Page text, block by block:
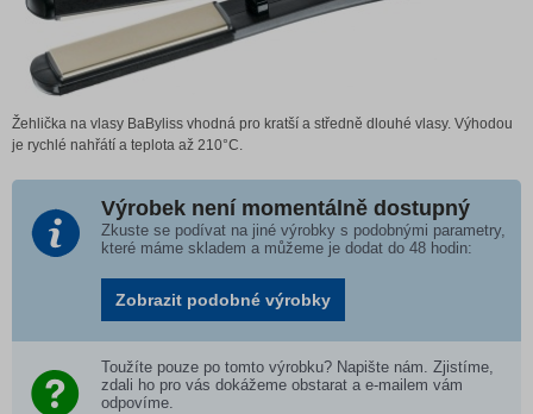
Žehlička na vlasy BaByliss vhodná pro kratší a středně dlouhé vlasy. Výhodou
je rychlé nahřátí a teplota až 210°C.
Výrobek není momentálně dostupný
Zkuste se podívat na jiné výrobky s podobnými parametry,
které máme skladem a můžeme je dodat do 48 hodin:
Zobrazit podobné výrobky
Toužíte pouze po tomto výrobku? Napište nám. Zjistíme,
zdali ho pro vás dokážeme obstarat a e-mailem vám
odpovíme.